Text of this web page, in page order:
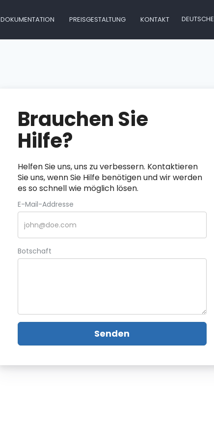
DOKUMENTATION PREISGESTALTUNG KONTAKT DEUTSCHE
Brauchen Sie
Hilfe?
Helfen Sie uns, uns zu verbessern. Kontaktieren
Sie uns, wenn Sie Hilfe benötigen und wir werden
es so schnell wie möglich lösen.
E-Mail-Addresse
Botschaft
Senden